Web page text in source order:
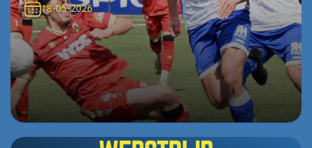
18-05-2026